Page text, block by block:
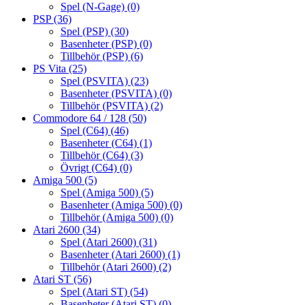
Spel (N-Gage) (0)
PSP(36)
Spel (PSP) (30)
Basenheter (PSP) (0)
Tillbehör (PSP) (6)
PS Vita (25)
Spel (PSVITA) (23)
Basenheter (PSVITA) (0)
Tillbehör (PSVITA) (2)
Commodore 64 / 128 (50)
Spel (C64) (46)
Basenheter (C64) (1)
Tillbehör (C64) (3)
Övrigt (C64) (0)
Amiga 500 (5)
Spel (Amiga 500) (5)
Basenheter (Amiga 500) (0)
Tillbehör (Amiga 500) (0)
Atari 2600 (34)
Spel (Atari 2600) (31)
Basenheter (Atari 2600) (1)
Tillbehör (Atari 2600) (2)
Atari ST (56)
Spel (Atari ST) (54)